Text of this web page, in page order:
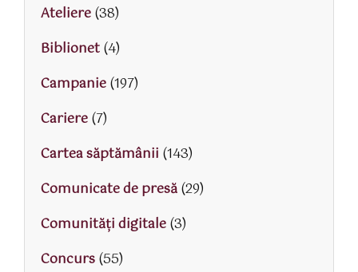
Ateliere(38)
Biblionet(4)
Campanie(197)
Cariere(7)
Cartea săptămânii (143)
Comunicate de presă(29)
Comunități digitale(3)
Concurs(55)